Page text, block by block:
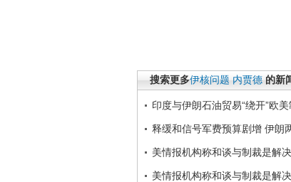
搜索更多伊核问题 内贾德 的新
印度与伊朗石油贸易“绕开”欧
释缓和信号军费预算剧增 伊朗
美情报机构称和谈与制裁是解
美情报机构称和谈与制裁是解